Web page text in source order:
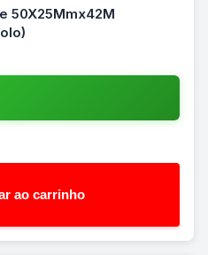
50X25Mmx42M
ao carrinho